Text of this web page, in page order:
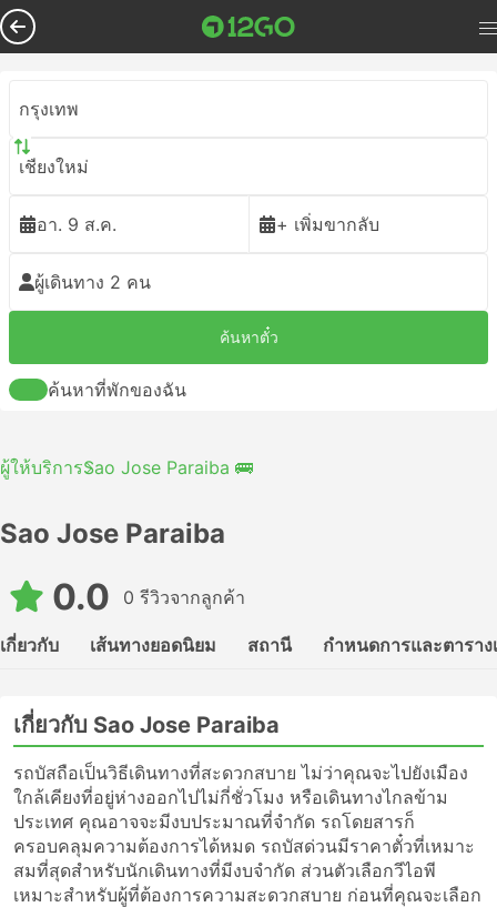
กรุงเทพ
เชียงใหม่
อา. 9 ส.ค. + เพิ่มขากลับ
ผู้เดินทาง 2 คน
ค้นหาตั๋ว
ค้นหาที่พักของฉัน
ผู้ให้บริการSao Jose Paraiba 🚌
Sao Jose Paraiba
0.0 0 รีวิวจากลูกค้า
เกี่ยวกับ เส้นทางยอดนิยม สถานี กำหนดการและตาราง
เกี่ยวกับ Sao Jose Paraiba
รถบัสถือเป็นวิธีเดินทางที่สะดวกสบาย ไม่ว่าคุณจะไปยังเมือง
ใกล้เคียงที่อยู่ห่างออกไปไม่กี่ชั่วโมง หรือเดินทางไกลข้าม
ประเทศ คุณอาจจะมีงบประมาณที่จำกัด รถโดยสารก็
ครอบคลุมความต้องการได้หมด รถบัสด่วนมีราคาตั๋วที่เหมาะ
สมที่สุดสำหรับนักเดินทางที่มีงบจำกัด ส่วนตัวเลือกวีไอพี
เหมาะสำหรับผู้ที่ต้องการความสะดวกสบาย ก่อนที่คุณจะเลือก